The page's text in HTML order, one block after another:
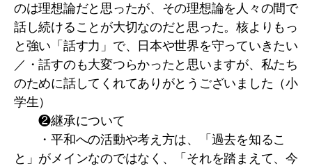
のは理想論だと思ったが、その理想論を人々の間で
話し続けることが大切なのだと思った。核よりもっ
と強い「話す力」で、日本や世界を守っていきたい
／・話すのも大変つらかったと思いますが、私たち
のために話してくれてありがとうございました（小
学生）
❷継承について
・平和への活動や考え方は、「過去を知るこ
と」がメインなのではなく、「それを踏まえて、今